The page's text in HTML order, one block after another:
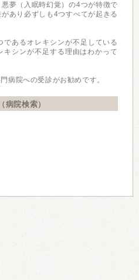
悪夢（入眠時幻覚）の4つが特徴で
あり必ずしも4つすべてが起きる
あるオレキシンが不足している
シンが不足する理由はわかって
病院への受診がお勧めです。
病院検索）